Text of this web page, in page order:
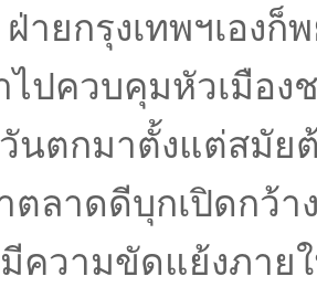
ฝ่ายกรุงเทพฯเองก็
ไปควบคุมหัวเมือง
นตกมาตั้งแต่สมัย
ตลาดดีบุกเปิดกว้
ความขัดแย้งภาย